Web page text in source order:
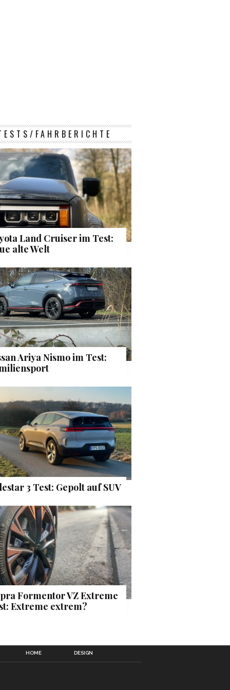
FAHRBERICHTE
Land Cruiser im Test:
alte Welt
Ariya Nismo im Test:
3 Test: Gepolt auf SUV
Formentor VZ Extreme
Extreme extrem?
HOME DESIGN